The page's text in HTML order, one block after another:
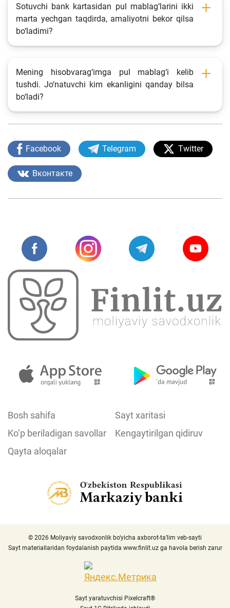
Sotuvchi bank kartasidan pul mablag‘larini ikki
marta yechgan taqdirda, amaliyotni bekor qilsa
bo‘ladimi?
Mening hisobvarag‘imga pul mablag‘i kelib
tushdi. Jo‘natuvchi kim ekanligini qanday bilsa
bo‘ladi?
Facebook Telegram Twitter
Вконтакте
Bosh sahifa
Sayt xaritasi
Ko‘p beriladigan savollar
Kengaytirilgan qidiruv
Qayta aloqalar
© 2026 Moliyaviy savodxonlik bo‘yicha axborot-ta’lim veb-sayti
Sayt materiallaridan foydalanish paytida www.finlit.uzga havola berish zarur
Sayt yaratuvchisi Pixelcraft®